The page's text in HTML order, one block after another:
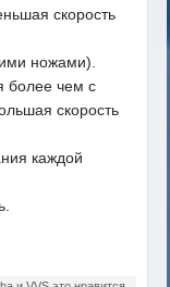
скорость
ножами).
более чем с
скорость
каждой